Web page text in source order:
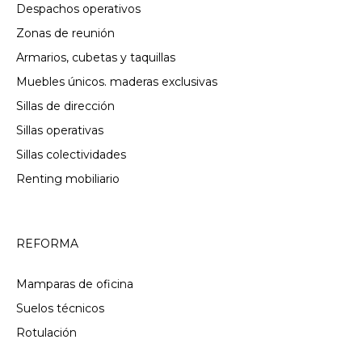
Despachos operativos
Zonas de reunión
Armarios, cubetas y taquillas
Muebles únicos. maderas exclusivas
Sillas de dirección
Sillas operativas
Sillas colectividades
Renting mobiliario
REFORMA
Mamparas de oficina
Suelos técnicos
Rotulación